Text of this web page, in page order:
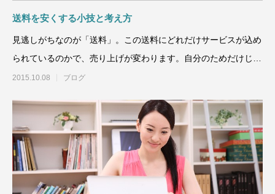
送料を安くする小技と考え方
見逃しがちなのが「送料」。この送料にどれだけサービスが込め
られているのかで、売り上げが変わります。自分のためだけじゃ
なくて、顧客サー
2015.10.08 ブログ